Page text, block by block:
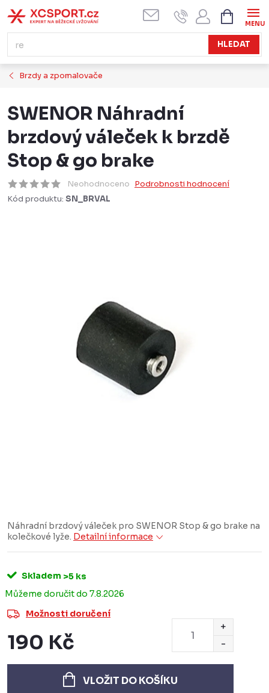
na
obsah
HLEDAT
KOŠÍK
Brzdy a zpomalovače
SWENOR Náhradní
brzdový váleček k brzdě
Stop & go brake
Neohodnoceno Podrobnosti hodnocení
Kód produktu: SN_BRVAL
Náhradní brzdový váleček pro SWENOR Stop & go brake na
kolečkové lyže. Detailní informace
Skladem >5 ks
7.8.2026
Možnosti doručení
190 Kč
cena:
VLOŽIT DO KOŠÍKU